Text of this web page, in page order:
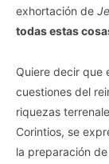
exhortación de
todas estas
Quiere decir que
cuestiones del
riquezas
Corintios, se
la preparación